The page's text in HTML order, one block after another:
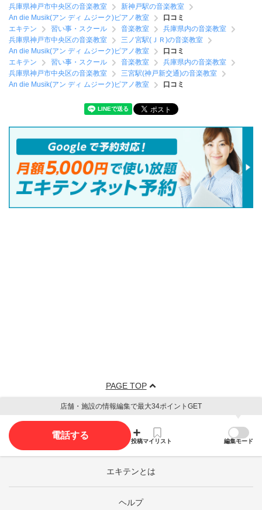
兵庫県神戸市中央区の音楽教室
新神戸駅の音楽教室
An die Musik(アン ディ ムジーク)ピアノ教室
口コミ
エキテン
習い事・スクール 音楽教室
兵庫県内の音楽教室
兵庫県神戸市中央区の音楽教室
三ノ宮駅(ＪＲ)の音楽教室
An die Musik(アン ディ ムジーク)ピアノ教室
口コミ
エキテン
習い事・スクール 音楽教室
兵庫県内の音楽教室
兵庫県神戸市中央区の音楽教室
三宮駅(神戸新交通)の音楽教室
An die Musik(アン ディ ムジーク)ピアノ教室
口コミ
PAGE TOP
店舗・施設の情報編集で最大34ポイントGET
電話する
投稿マイリスト 編集モード
エキテンとは
ヘルプ